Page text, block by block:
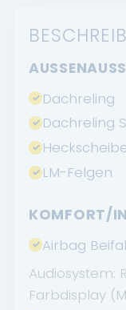
Dachreling
Dachreling
LM-Felgen
KOMFORT/
Airbag
Audiosystem:
Farbdisplay